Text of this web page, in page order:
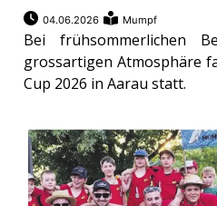
04.06.2026 Mumpf
Bei frühsommerlichen
grossartigen Atmosphäre
Cup 2026 in Aarau statt.